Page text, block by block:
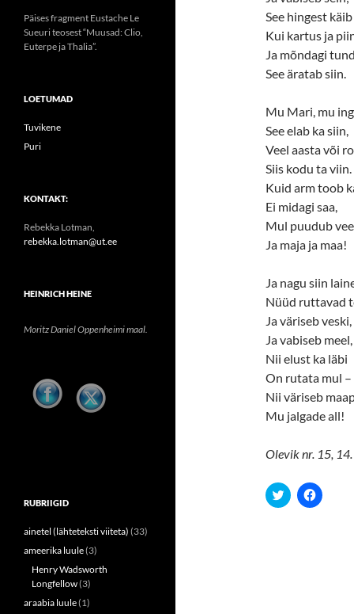
See hingest
Kui kartus ja
Ja mõndagi
See äratab siin.
Mu Mari, mu
See elab ka siin,
Veel aasta või
Siis kodu ta viin.
Kuid arm toob
Ei midagi saa,
Mul puudub
Ja maja ja maa!
Ja nagu siin
Nüüd ruttavad
Ja väriseb veski,
Ja vabiseb meel,
Nii elust ka läbi
On rutata mul –
Nii väriseb
Mu jalgade all!
Olevik nr. 15,
C
l
C
l
Päises fragment Eustache Le
Sueuri teosest “Muusad: Clio,
Euterpe ja Thalia”.
LOETUMAD
Tuvikene
Puri
KONTAKT:
Rebekka Lotman,
rebekka.lotman@ut.ee
HEINRICH HEINE
Moritz Daniel Oppenheimi maal.
RUBRIIGID
ainetel (lähteteksti viiteta) (33)
ameerika luule(3)
Henry Wadsworth
Longfellow(3)
araabia luule(1)